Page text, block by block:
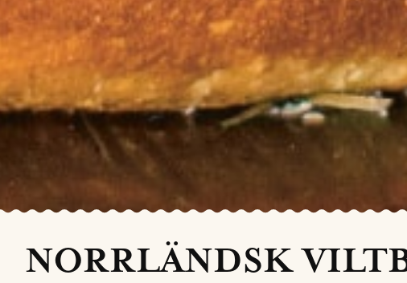
NORRLÄNDSK